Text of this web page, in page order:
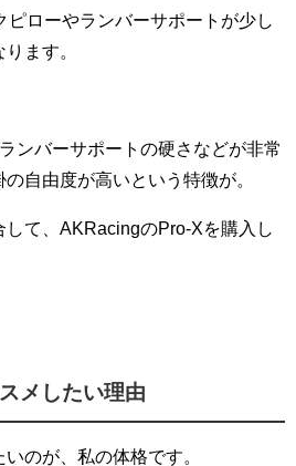
ピローやランバーサポートが少し
ます。
ンバーサポートの硬さなどが非常
自由度が高いという特徴が。
て、AKRacingのPro-Xを購入し
メしたい理由
のが、私の体格です。